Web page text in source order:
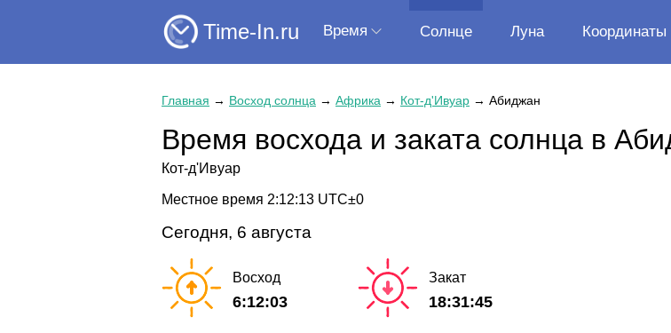
Time-In.ru Время Солнце Луна Координаты
Главная → Восход солнца → Африка → Кот-д'Ивуар → Абиджан
Время восхода и заката солнца в
Кот-д'Ивуар
Местное время 2:12:14 UTC±0
Сегодня, 6 августа
Восход
6:12:03
Закат
18:31:45